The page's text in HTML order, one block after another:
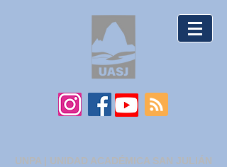
UNPA | UNIDAD ACADÉMICA SAN JULIÁN